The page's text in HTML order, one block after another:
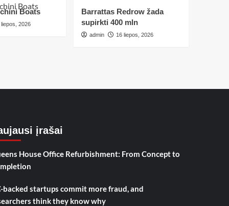
Boats
liepos, 2026
Barrattas Redrow žada
supirkti 400 mln
admin 16 liepos, 2026
įrašai
House Office Refurbishment: From Concept to
backed startups commit more fraud, and
think they know why